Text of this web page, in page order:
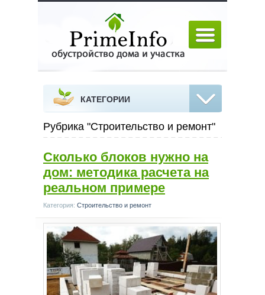
КАТЕГОРИИ
Рубрика "Строительство и ремонт"
Сколько блоков нужно на
дом: методика расчета на
реальном примере
Категория: Строительство и ремонт